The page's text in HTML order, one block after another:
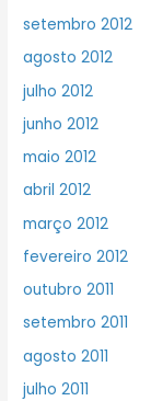
setembro 2012
agosto 2012
julho 2012
junho 2012
maio 2012
abril 2012
março 2012
fevereiro 2012
outubro 2011
setembro 2011
agosto 2011
julho 2011